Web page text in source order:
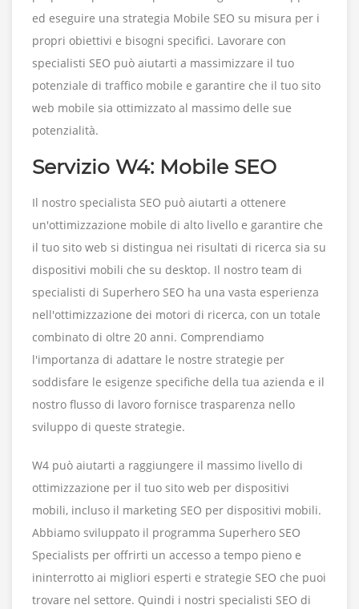
ed eseguire una strategia Mobile SEO su misura per i
propri obiettivi e bisogni specifici. Lavorare con
specialisti SEO può aiutarti a massimizzare il tuo
potenziale di traffico mobile e garantire che il tuo sito
web mobile sia ottimizzato al massimo delle sue
potenzialità.
Servizio W4: Mobile SEO
Il nostro specialista SEO può aiutarti a ottenere
un'ottimizzazione mobile di alto livello e garantire che
il tuo sito web si distingua nei risultati di ricerca sia su
dispositivi mobili che su desktop. Il nostro team di
specialisti di Superhero SEO ha una vasta esperienza
nell'ottimizzazione dei motori di ricerca, con un totale
combinato di oltre 20 anni. Comprendiamo
l'importanza di adattare le nostre strategie per
soddisfare le esigenze specifiche della tua azienda e il
nostro flusso di lavoro fornisce trasparenza nello
sviluppo di queste strategie.
W4 può aiutarti a raggiungere il massimo livello di
ottimizzazione per il tuo sito web per dispositivi
mobili, incluso il marketing SEO per dispositivi mobili.
Abbiamo sviluppato il programma Superhero SEO
Specialists per offrirti un accesso a tempo pieno e
ininterrotto ai migliori esperti e strategie SEO che puoi
trovare nel settore. Quindi i nostri specialisti SEO di